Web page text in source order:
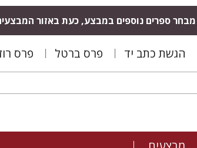
ספרים נוספים במבצע, כעת באזור
הגשת כתב יד פרס ברטל פרס